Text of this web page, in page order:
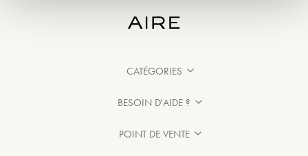
CATÉGORIES
BESOIN D'AIDE ?
POINT DE VENTE